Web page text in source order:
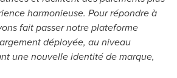
harmonieuse. Pour répondre à
fait passer notre plateforme
déployée, au niveau
une nouvelle identité de marque,